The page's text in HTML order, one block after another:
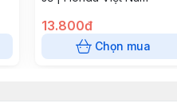
13.800đ
Chọn mua